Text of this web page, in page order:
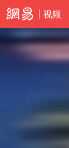
视频
00:00